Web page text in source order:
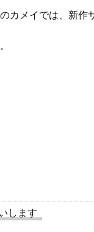
カメイでは、新作
します